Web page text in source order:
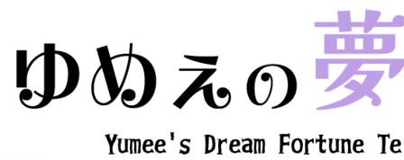
content